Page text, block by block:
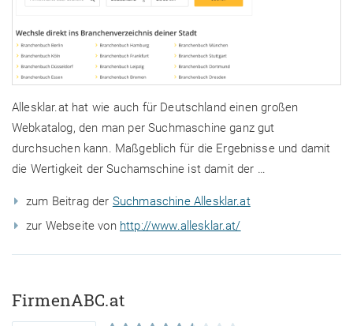
Allesklar.at hat wie auch für Deutschland einen großen
Webkatalog, den man per Suchmaschine ganz gut
durchsuchen kann. Maßgeblich für die Ergebnisse und damit
die Wertigkeit der Suchamschine ist damit der …
zum Beitrag der Suchmaschine Allesklar.at
zur Webseite von http://www.allesklar.at/
FirmenABC.at